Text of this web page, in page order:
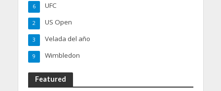
UFC
6
US Open
2
Velada del año
3
Wimbledon
9
Featured